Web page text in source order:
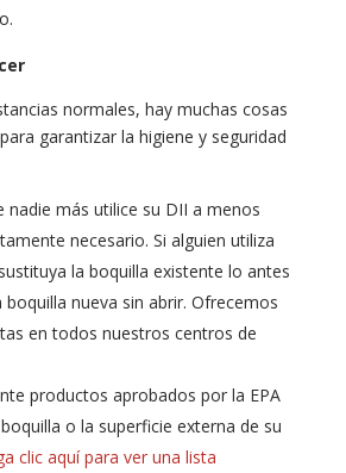
normales, hay muchas cosas
garantizar la higiene y seguridad
nadie más utilice su DII a menos
necesario. Si alguien utiliza
la boquilla existente lo antes
nueva sin abrir. Ofrecemos
en todos nuestros centros de
productos aprobados por la EPA
o la superficie externa de su
clic aquí para ver una lista